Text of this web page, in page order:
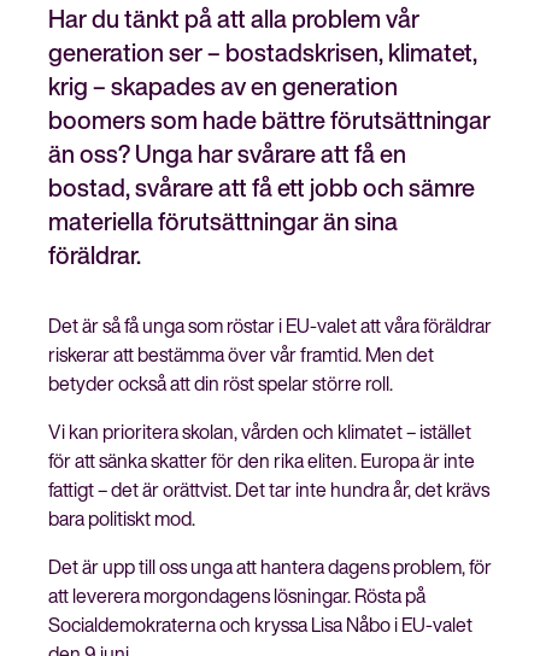
Har du tänkt på att alla problem vår
generation ser – bostadskrisen, klimatet,
krig – skapades av en generation
boomers som hade bättre förutsättningar
än oss? Unga har svårare att få en
bostad, svårare att få ett jobb och sämre
materiella förutsättningar än sina
föräldrar.
Det är så få unga som röstar i EU-valet att våra föräldrar
riskerar att bestämma över vår framtid. Men det
betyder också att din röst spelar större roll.
Vi kan prioritera skolan, vården och klimatet – istället
för att sänka skatter för den rika eliten. Europa är inte
fattigt – det är orättvist. Det tar inte hundra år, det krävs
bara politiskt mod.
Det är upp till oss unga att hantera dagens problem, för
att leverera morgondagens lösningar.Rösta på
Socialdemokraterna och kryssa Lisa Nåbo i EU-valet